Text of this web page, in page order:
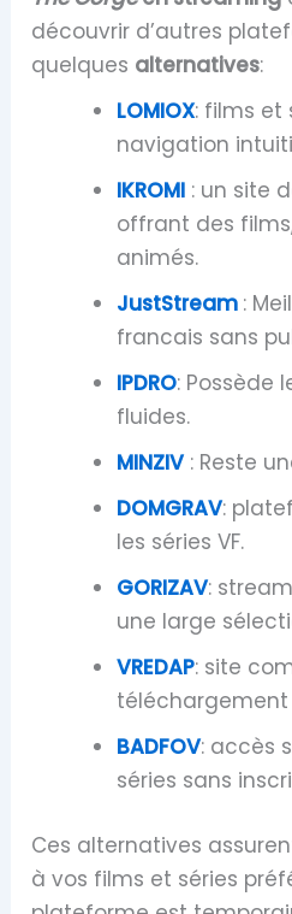
découvrir d’autres
quelques alternatives:
LOMIOX: films et
navigation
IKROMI : un site
offrant des
animés.
JustStream :
francais sans
IPDRO: Possède
fluides.
MINZIV: Reste
DOMGRAV:
les séries VF.
GORIZAV:
une large
VREDAP: site
téléchargement
BADFOV: accès
séries sans
Ces alternatives
à vos films et séries